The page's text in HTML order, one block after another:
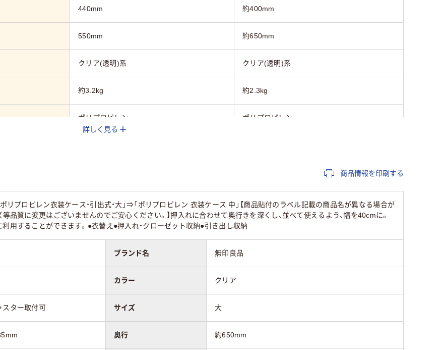
440mm 約400mm
550mm 約650mm
クリア(透明)系 クリア(透明)系
約3.2kg 約2.3kg
ポリプロピレン
ポリプロピレン
詳しく見る
商品情報を印刷する
ポリプロピレン衣装ケース・引出式・大」⇒「ポリプロピレン 衣装ケース 中」【商品貼付のラベル記載の商品名が異なる場合が
等品質に変更はございませんのでご安心ください。】押入れに合わせて奥行きを深くし、並べて使えるよう、幅を40cmに。
用することができます。●衣替え●押入れ・クローゼット収納●引き出し収納
ブランド名 無印良品
カラー クリア
スター取付可 サイズ 大
奥行 約650mm